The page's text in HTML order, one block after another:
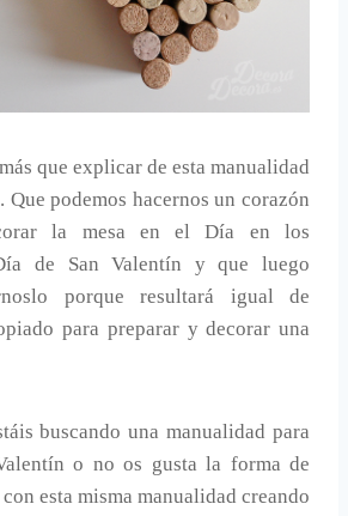
que explicar de esta manualidad
Que podemos hacernos un corazón
la mesa en el Día en los
de San Valentín y que luego
porque resultará igual de
para preparar y decorar una
buscando una manualidad para
o no os gusta la forma de
esta misma manualidad creando